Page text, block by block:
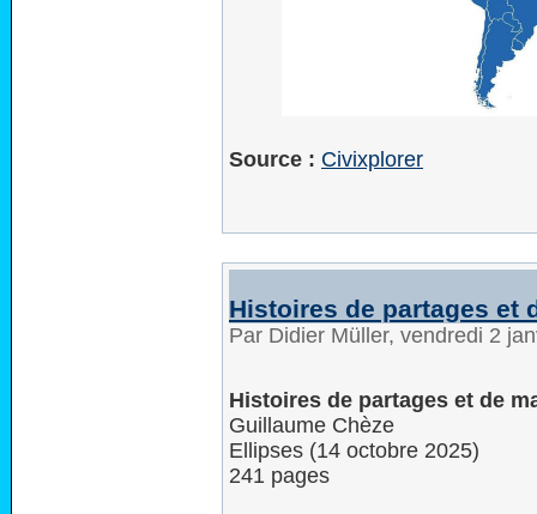
Source : Civixplorer
Histoires de partages et
Par Didier Müller, vendredi 2
Histoires de partages et de
Guillaume Chèze
Ellipses (14 octobre 2025)
241 pages